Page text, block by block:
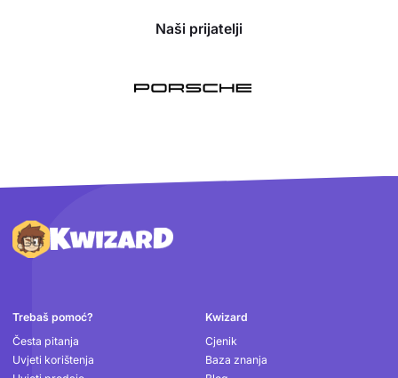
Naši prijatelji
Podnožje
Trebaš pomoć?
Česta pitanja
Uvjeti korištenja
Kwizard
Cjenik
Baza znanja